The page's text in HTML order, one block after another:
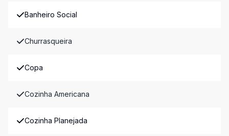
Banheiro Social
Churrasqueira
Copa
Cozinha Americana
Cozinha Planejada